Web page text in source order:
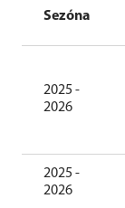
Sezóna
2025 -
2026
2025 -
2026